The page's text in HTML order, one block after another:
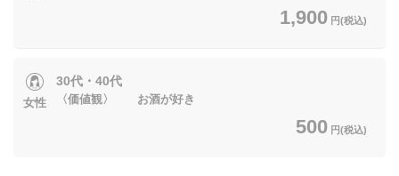
1,900 円(税込)
女性
30代・40代
〈価値観〉 お酒が好き
500 円(税込)